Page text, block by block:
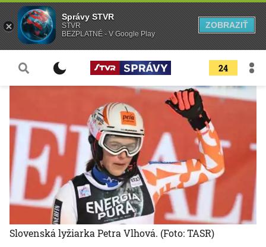
24
Slovenská lyžiarka Petra Vlhová. (Foto: TASR)
Správy STVR
STVR
BEZPLATNÉ - V Google Play
ZOBRAZIŤ